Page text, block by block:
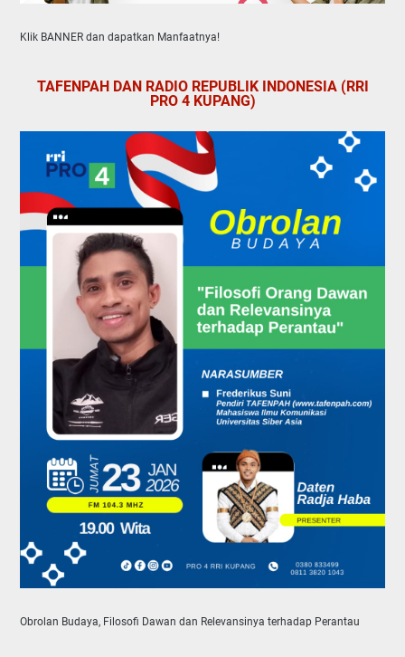
Klik BANNER dan dapatkan Manfaatnya!
TAFENPAH DAN RADIO REPUBLIK INDONESIA (RRI
PRO 4 KUPANG)
Obrolan Budaya, Filosofi Dawan dan Relevansinya terhadap Perantau